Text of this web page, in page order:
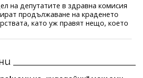
на депутатите в здравна комисия
продължаване на краденето
като уж правят нещо, което